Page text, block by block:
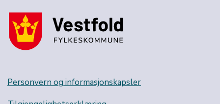
Personvern og informasjonskapsler